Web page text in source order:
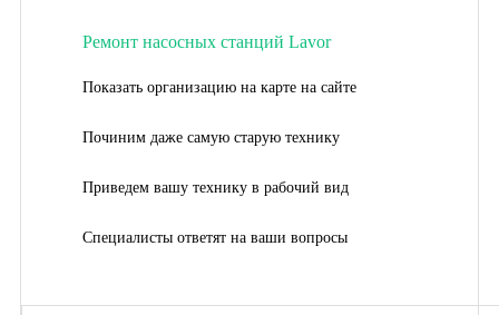
Ремонт насосных станций Lavor
Показать организацию на карте на сайте
Починим даже самую старую технику
Приведем вашу технику в рабочий вид
Специалисты ответят на ваши вопросы